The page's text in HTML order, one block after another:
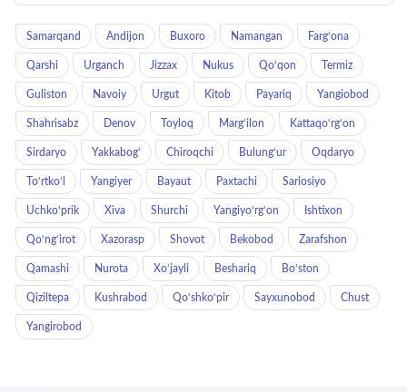
Samarqand Andijon Buxoro Namangan Farg‘ona
Qarshi Urganch Jizzax Nukus Qo‘qon Termiz
Guliston Navoiy Urgut Kitob Payariq Yangiobod
Shahrisabz Denov Toyloq Marg‘ilon Kattaqo‘rg‘on
Sirdaryo Yakkabog‘ Chiroqchi Bulung‘ur Oqdaryo
To‘rtko‘l Yangiyer Bayaut Paxtachi Sariosiyo
Uchkoʻprik Xiva Shurchi Yangiyo‘rg‘on Ishtixon
Qo‘ng‘irot Xazorasp Shovot Bekobod Zarafshon
Qamashi Nurota Xo‘jayli Beshariq Bo‘ston
Qiziltepa Kushrabod Qo‘shko‘pir Sayxunobod Chust
Yangirobod